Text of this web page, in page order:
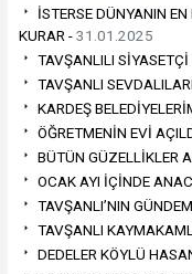
İSTERSE DÜNYANIN
KURAR -31.01.2025
TAVŞANLILI
TAVŞANLI
KARDEŞ
ÖĞRETMENİN EVİ
BÜTÜN GÜZELLİKLER
OCAK AYI İÇİNDE
TAVŞANLI’NIN
TAVŞANLI
DEDELER KÖYLÜ